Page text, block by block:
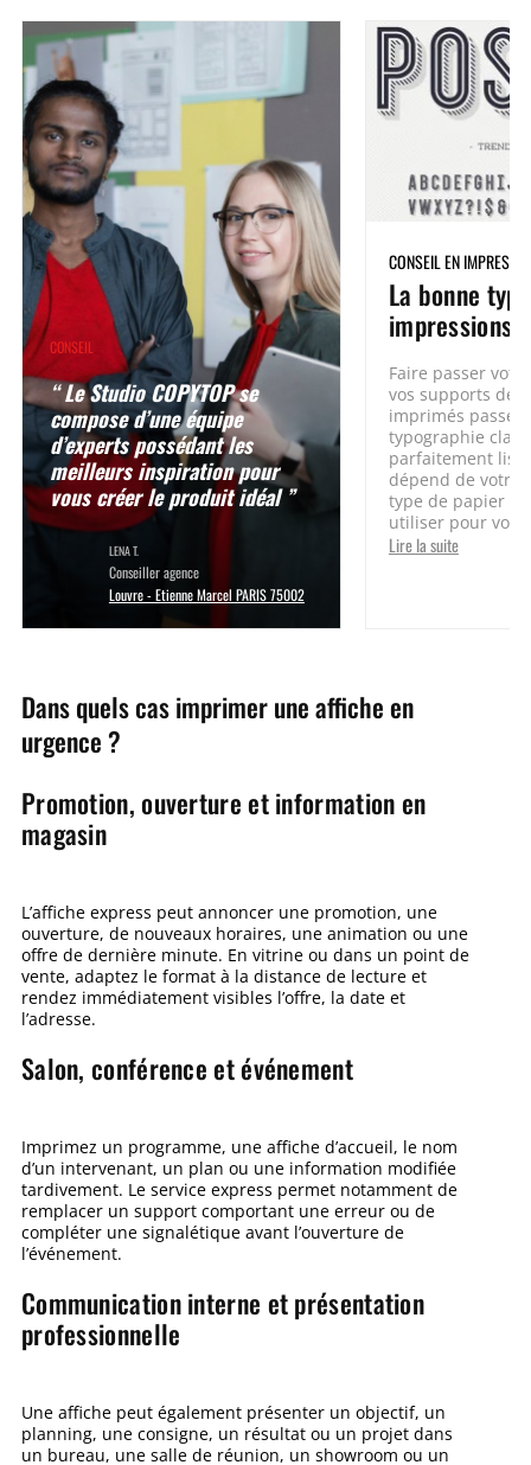
CONSEIL
“ Le Studio COPYTOP se
compose d’une équipe
d’experts possédant les
meilleurs inspiration pour
vous créer le produit idéal ”
LENA T.
Conseiller agence
Louvre - Etienne Marcel PARIS 75002
CONSEIL EN
La bonne
impressions
Faire passer
vos supports de
imprimés passe
typographie
parfaitement
dépend de votre
type de papier
utiliser pour vos
Lire la suite
Dans quels cas imprimer une affiche en
urgence ?
Promotion, ouverture et information en
magasin
L’affiche express peut annoncer une promotion, une
ouverture, de nouveaux horaires, une animation ou une
offre de dernière minute. En vitrine ou dans un point de
vente, adaptez le format à la distance de lecture et
rendez immédiatement visibles l’offre, la date et
l’adresse.
Salon, conférence et événement
Imprimez un programme, une affiche d’accueil, le nom
d’un intervenant, un plan ou une information modifiée
tardivement. Le service express permet notamment de
remplacer un support comportant une erreur ou de
compléter une signalétique avant l’ouverture de
l’événement.
Communication interne et présentation
professionnelle
Une affiche peut également présenter un objectif, un
planning, une consigne, un résultat ou un projet dans
un bureau, une salle de réunion, un showroom ou un